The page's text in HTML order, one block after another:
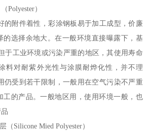
Polyester）
的附件着性，彩涂钢板易于加工成型，价廉
的选择余地大。在一般环境直接曝露下，基
于工业环境或污染严重的地区，其使用寿命
料对耐紫外光性与涂膜耐烨化性，并不理
仍受到若干限制，一般用在空气污染不严重
工的产品。一般地区用，使用环境一般，也
（Silicone Mied Polyester）